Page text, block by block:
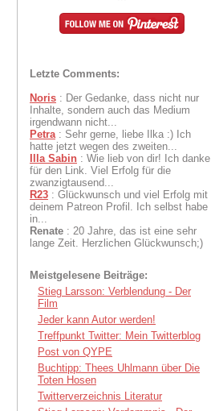
Letzte Comments:
Noris : Der Gedanke, dass nicht nur
Inhalte, sondern auch das Medium
irgendwann nicht...
Petra : Sehr gerne, liebe Ilka :) Ich
hatte jetzt wegen des zweiten...
Illa Sabin : Wie lieb von dir! Ich danke
für den Link. Viel Erfolg für die
zwanzigtausend...
R23 : Glückwunsch und viel Erfolg mit
deinem Patreon Profil. Ich selbst habe
in...
Renate : 20 Jahre, das ist eine sehr
lange Zeit. Herzlichen Glückwunsch;)
Meistgelesene Beiträge:
Stieg Larsson: Verblendung - Der
Film
Jeder kann Autor werden!
Treffpunkt Twitter: Mein Twitterblog
Post von QYPE
Buchtipp: Thees Uhlmann über Die
Toten Hosen
Twitterverzeichnis Literatur